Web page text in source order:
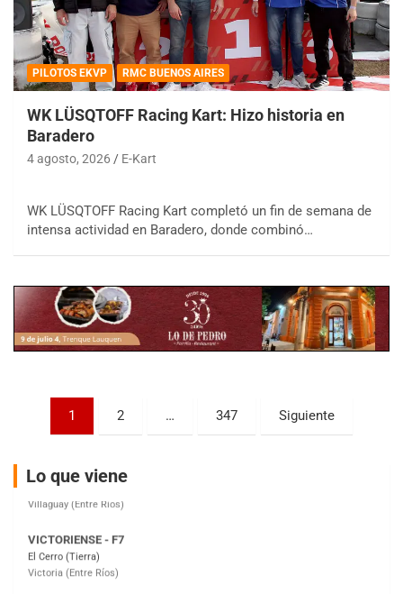
PILOTOS EKVP RMC BUENOS AIRES
WK LÜSQTOFF Racing Kart: Hizo historia en
Baradero
4 agosto, 2026 E-Kart
WK LÜSQTOFF Racing Kart completó un fin de semana de
intensa actividad en Baradero, donde combinó…
Paginación
entradas
1 2 … 347 Siguiente
Lo que viene
COBERTURA ESPECIAL DE E-KART.COM.AR
08/09-AGO
KDO - F6
Ciudad de Trenque Lauquen (Asfalto)
Trenque Lauquen (Buenos Aires)
Villaguay (Entre Ríos)
El Cerro (Tierra)
Victoria (Entre Ríos)
Moto Club Reginense (Tierra)
Gral. E. Godoy (Río Negro)